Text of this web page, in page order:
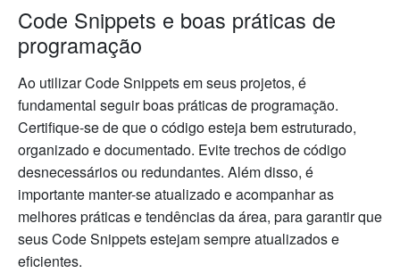
Code Snippets e boas práticas de
programação
Ao utilizar Code Snippets em seus projetos, é
fundamental seguir boas práticas de programação.
Certifique-se de que o código esteja bem estruturado,
organizado e documentado. Evite trechos de código
desnecessários ou redundantes. Além disso, é
importante manter-se atualizado e acompanhar as
melhores práticas e tendências da área, para garantir que
seus Code Snippets estejam sempre atualizados e
eficientes.